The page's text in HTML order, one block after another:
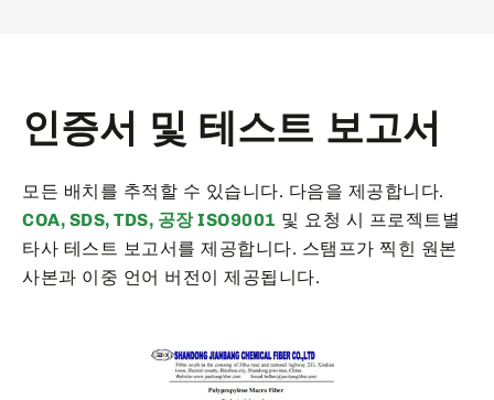
인증서 및 테스트 보고서
모든 배치를 추적할 수 있습니다. 다음을 제공합니다.
COA, SDS, TDS, 공장 ISO9001 및 요청 시 프로젝트별
타사 테스트 보고서를 제공합니다. 스탬프가 찍힌 원본
사본과 이중 언어 버전이 제공됩니다.